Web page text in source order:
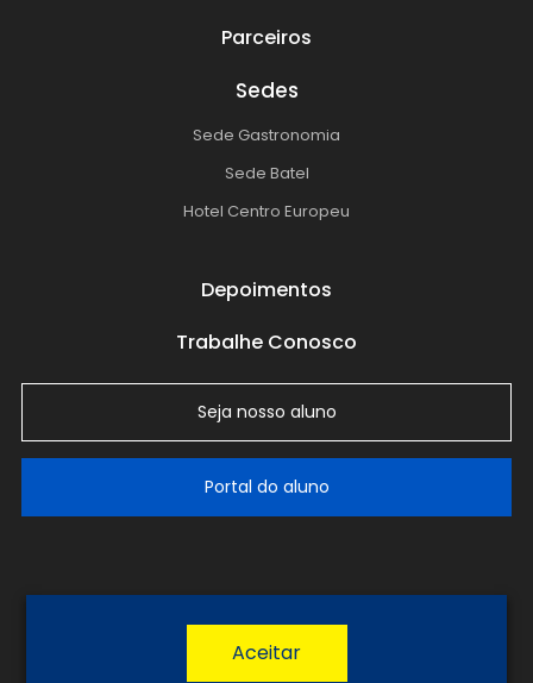
Parceiros
Sedes
Sede Gastronomia
Sede Batel
Hotel Centro Europeu
Depoimentos
Trabalhe Conosco
Seja nosso aluno
Portal do aluno
Política de Privacidade